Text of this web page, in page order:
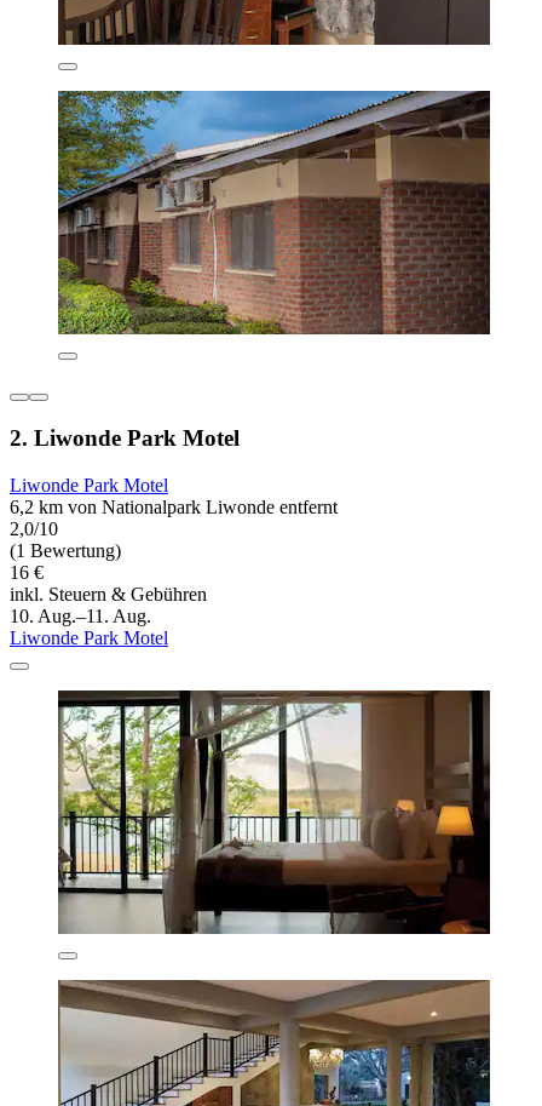
2. Liwonde Park Motel
Liwonde Park Motel
6,2 km von Nationalpark Liwonde entfernt
2,0/10
(1 Bewertung)
16 €
inkl. Steuern & Gebühren
10. Aug.–11. Aug.
Liwonde Park Motel